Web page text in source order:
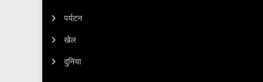
पर्यटन
खेल
दुनिया